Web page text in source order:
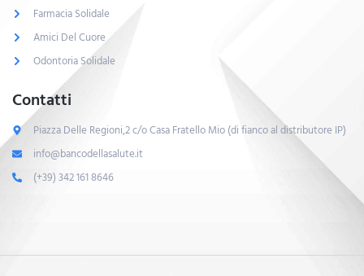
Farmacia Solidale
Amici Del Cuore
Odontoria Solidale
Contatti
Piazza Delle Regioni,2 c/o Casa Fratello Mio (di fianco al distributore IP)
info@bancodellasalute.it
(+39) 342 161 8646